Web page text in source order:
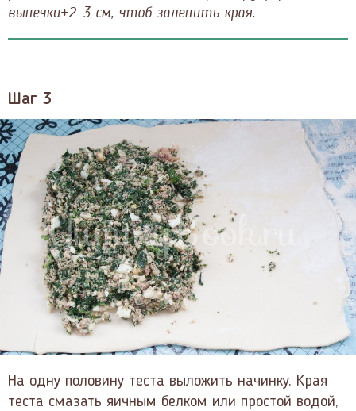
выпечки+2-3 см, чтоб залепить края.
Шаг 3
На одну половину теста выложить начинку. Края
теста смазать яичным белком или простой водой,